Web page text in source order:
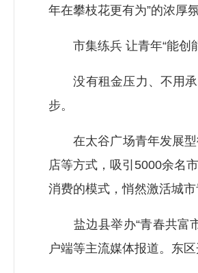
年在攀枝花更有为”的浓厚氛
市集练兵 让青年“能创
没有租金压力、不用承
步。
在太谷广场青年发展型
店等方式，吸引5000余名
消费的模式，悄然激活城市
盐边县举办“青春共富市
户端等主流媒体报道。东